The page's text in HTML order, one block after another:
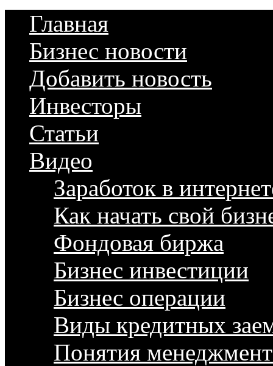
Главная
Бизнес новости
Добавить новость
Инвесторы
Статьи
Видео
Заработок в
Как начать свой
Фондовая биржа
Бизнес инвестиции
Бизнес операции
Виды кредитных
Понятия